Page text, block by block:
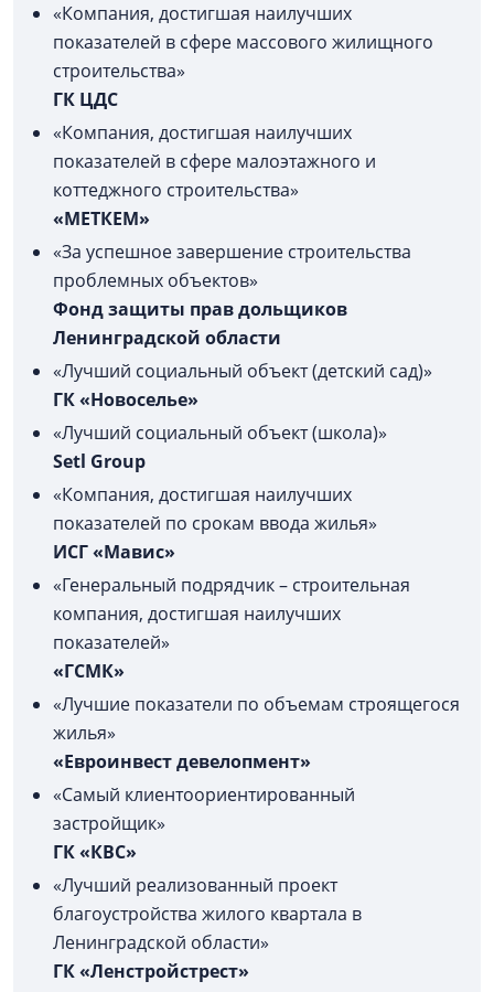
«Компания, достигшая наилучших
показателей в сфере массового жилищного
строительства»
ГК ЦДС
«Компания, достигшая наилучших
показателей в сфере малоэтажного и
коттеджного строительства»
«МЕТКЕМ»
«За успешное завершение строительства
проблемных объектов»
Фонд защиты прав дольщиков
Ленинградской области
«Лучший социальный объект (детский сад)»
ГК «Новоселье»
«Лучший социальный объект (школа)»
Setl Group
«Компания, достигшая наилучших
показателей по срокам ввода жилья»
ИСГ «Мавис»
«Генеральный подрядчик – строительная
компания, достигшая наилучших
показателей»
«ГСМК»
«Лучшие показатели по объемам строящегося
жилья»
«Евроинвест девелопмент»
«Самый клиентоориентированный
застройщик»
ГК «КВС»
«Лучший реализованный проект
благоустройства жилого квартала в
Ленинградской области»
ГК «Ленстройстрест»